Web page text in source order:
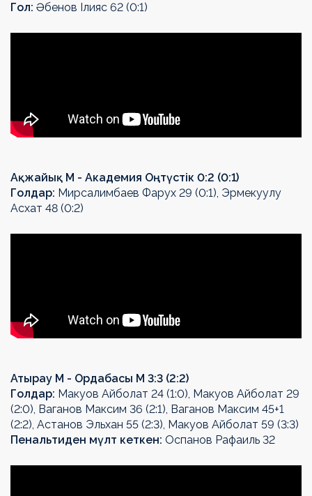
Гол: Әбенов Ілияс 62 (0:1)
Ақжайық М - Академия Оңтүстік 0:2 (0:1)
Голдар: Мирсалимбаев Фарух 29 (0:1), Эрмекуулу
Асхат 48 (0:2)
Атырау М - Ордабасы М 3:3 (2:2)
Голдар: Макуов Айболат 24 (1:0), Макуов Айболат 29
(2:0), Ваганов Максим 36 (2:1), Ваганов Максим 45+1
(2:2), Астанов Эльхан 55 (2:3), Макуов Айболат 59 (3:3)
Пенальтиден мүлт кеткен: Оспанов Рафаиль 32